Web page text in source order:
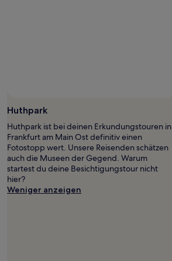
Bedingungen
gelten.
Huthpark
Huthpark ist bei deinen Erkundungstouren in
Frankfurt am Main Ost definitiv einen
Fotostopp wert. Unsere Reisenden schätzen
auch die Museen der Gegend. Warum
startest du deine Besichtigungstour nicht
hier?
Weniger anzeigen